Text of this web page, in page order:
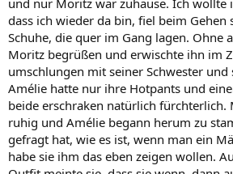
dass ich wieder da bin, fiel beim Gehen
Schuhe, die quer im Gang lagen. Ohne
Moritz begrüßen und erwischte ihn im
umschlungen mit seiner Schwester und
Amélie hatte nur ihre Hotpants und
beide erschraken natürlich
ruhig und Amélie begann herum zu
gefragt hat, wie es ist, wenn man ein
habe sie ihm das eben zeigen wollen.